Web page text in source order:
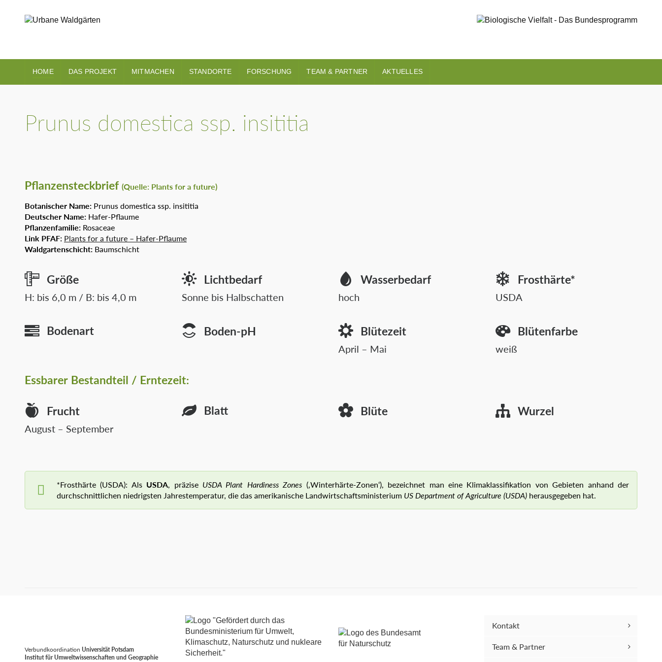
HOME DAS PROJEKT MITMACHEN STANDORTE FORSCHUNG TEAM & PARTNER AKTUELLES
Prunus domestica ssp. insititia
Pflanzensteckbrief (Quelle: Plants for a future)
Botanischer Name: Prunus domestica ssp. insititia
Deutscher Name: Hafer-Pflaume
Pflanzenfamilie: Rosaceae
Link PFAF: Plants for a future – Hafer-Pflaume
Waldgartenschicht: Baumschicht
Größe
H: bis 6,0 m / B: bis 4,0 m
Lichtbedarf
Sonne bis Halbschatten
Wasserbedarf
hoch
Frosthärte*
USDA
Bodenart Boden-pH Blütezeit
April – Mai
Blütenfarbe
weiß
Essbarer Bestandteil / Erntezeit:
Frucht
August – September
Blatt Blüte Wurzel
*Frosthärte (USDA): Als USDA, präzise USDA Plant Hardiness Zones (‚Winterhärte-Zonen‘), bezeichnet man eine Klimaklassifikation von Gebieten anhand der
durchschnittlichen niedrigsten Jahrestemperatur, die das amerikanische Landwirtschaftsministerium US Department of Agriculture (USDA) herausgegeben hat.
Verbundkoordination Universität Potsdam
Institut für Umweltwissenschaften und Geographie
Kontakt
Team & Partner